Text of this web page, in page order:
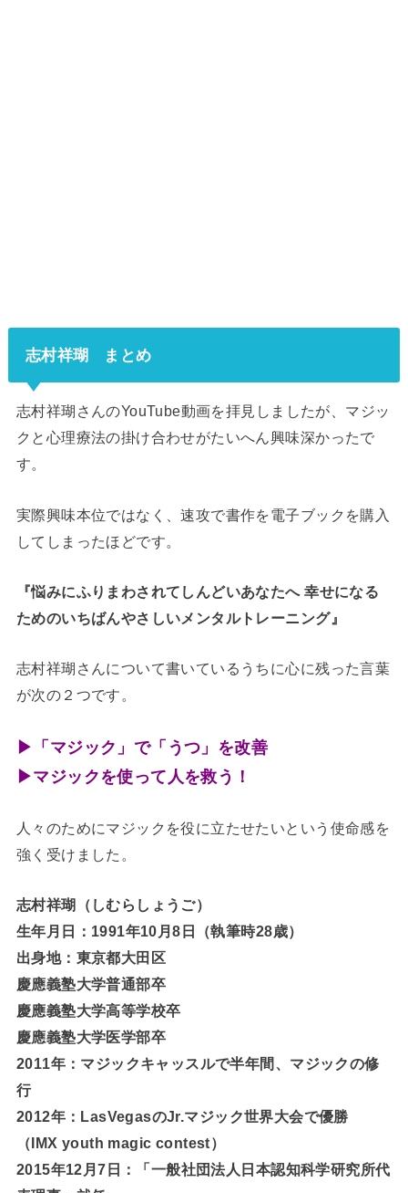
志村祥瑚 まとめ
志村祥瑚さんのYouTube動画を拝見しましたが、マジッ
クと心理療法の掛け合わせがたいへん興味深かったで
す。
実際興味本位ではなく、速攻で書作を電子ブックを購入
してしまったほどです。
『悩みにふりまわされてしんどいあなたへ 幸せになる
ためのいちばんやさしいメンタルトレーニング』
志村祥瑚さんについて書いているうちに心に残った言葉
が次の２つです。
▶「マジック」で「うつ」を改善
▶マジックを使って人を救う！
人々のためにマジックを役に立たせたいという使命感を
強く受けました。
志村祥瑚（しむらしょうご）
生年月日：1991年10月8日（執筆時28歳）
出身地：東京都大田区
慶應義塾大学普通部卒
慶應義塾大学高等学校卒
慶應義塾大学医学部卒
2011年：マジックキャッスルで半年間、マジックの修
行
2012年：LasVegasのJr.マジック世界大会で優勝
（IMX youth magic contest）
2015年12月7日：「一般社団法人日本認知科学研究所代